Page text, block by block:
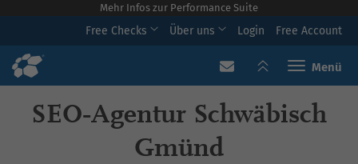
Mehr Infos zur Performance Suite
Free Checks Über uns Login Free Account
Toggle
SEO‑Agentur Schwäbisch
Gmünd